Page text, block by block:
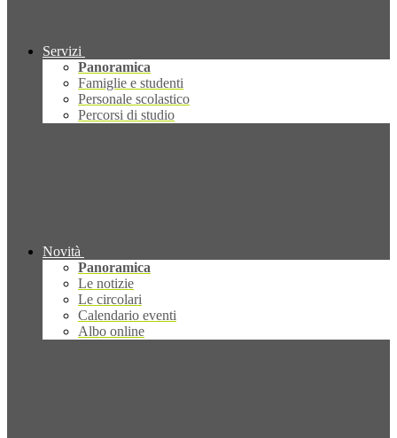
Servizi
Panoramica
Famiglie e studenti
Personale scolastico
Percorsi di studio
Novità
Panoramica
Le notizie
Le circolari
Calendario eventi
Albo online